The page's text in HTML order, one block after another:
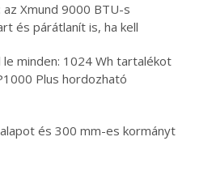
az Xmund 9000 BTU-s
és párátlanít is, ha kell
minden: 1024 Wh tartalékot
Plus hordozható
és 300 mm-es kormányt